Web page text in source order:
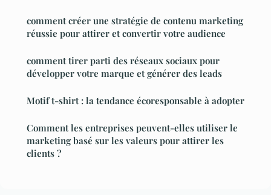
comment créer une stratégie de contenu marketing
réussie pour attirer et convertir votre audience
comment tirer parti des réseaux sociaux pour
développer votre marque et générer des leads
Motif t-shirt : la tendance écoresponsable à adopter
Comment les entreprises peuvent-elles utiliser le
marketing basé sur les valeurs pour attirer les
clients ?